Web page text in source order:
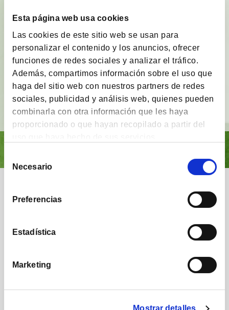
Esta página web usa cookies
Las cookies de este sitio web se usan para
personalizar el contenido y los anuncios, ofrecer
funciones de redes sociales y analizar el tráfico.
Además, compartimos información sobre el uso que
haga del sitio web con nuestros partners de redes
sociales, publicidad y análisis web, quienes pueden
combinarla con otra información que les haya
proporcionado o que hayan recopilado a partir del
deNecesario
Preferencias
Estadística
Marketing
Mostrar detalles
BrainVestor: Psicología financiera
App gratuitaque tiene como finalidadacompañar
a los inversoresen sus distintas etapas de
inversión y proporcionarles herramientas y
técnicas del campo de lapsicología financiera.
Ver vídeo
Seguidores